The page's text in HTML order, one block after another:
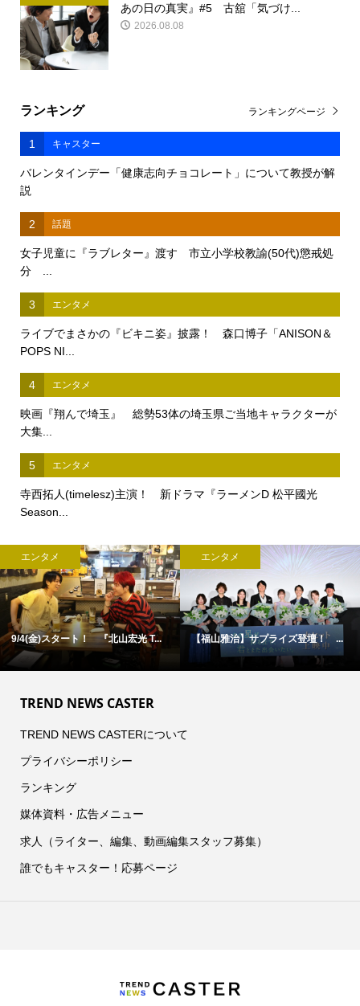
あの日の真実』#5 古舘「気づけ...
2026.08.08
ランキング
1 キャスター
バレンタインデー「健康志向チョコレート」について教授が解
説
2 話題
女子児童に『ラブレター』渡す 市立小学校教諭(50代)懲戒処
分 ...
3 エンタメ
ライブでまさかの『ビキニ姿』披露！ 森口博子「ANISON＆
POPS NI...
4 エンタメ
映画『翔んで埼玉』 総勢53体の埼玉県ご当地キャラクターが
大集...
5 エンタメ
寺西拓人(timelesz)主演！ 新ドラマ『ラーメンD 松平國光
Season...
ランキングページ
エンタメ
9/4(金)スタート！ 『北山宏光 T...
エンタメ
【福山雅治】サプライズ登壇！ ...
TREND NEWS CASTER
TREND NEWS CASTERについて
プライバシーポリシー
ランキング
媒体資料・広告メニュー
求人（ライター、編集、動画編集スタッフ募集）
誰でもキャスター！応募ページ